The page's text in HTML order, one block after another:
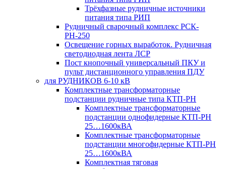
Трёхфазные рудничные источники
питания типа РИП
Рудничный сварочный комплекс РСК-
РН-250
Освещение горных выработок. Рудничная
светодиодная лента ЛСР
Пост кнопочный универсальный ПКУ и
пульт дистанционного управления ПДУ
для РУДНИКОВ 6-10 кВ
Комплектные трансформаторные
подстанции рудничные типа КТП-РН
Комплектные трансформаторные
подстанции однофидерные КТП-РН
25…1600кВА
Комплектные трансформаторные
подстанции многофидерные КТП-РН
25…1600кВА
Комплектная тяговая